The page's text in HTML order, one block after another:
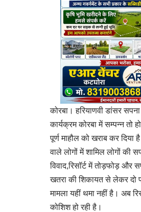
कोरबा। हरियाणवी डांसर
कार्यक्रम कोरबा में सम्पन्न तो
पूर्ण माहौल को खराब कर
वाले लोगों में शामिल लोगों की
विवाद,रिसॉर्ट में तोड़फोड़ और
खतरा की शिकायत से लेकर दो
मामला यहीं थमा नहीं है। अब
कोशिश हो रही है।